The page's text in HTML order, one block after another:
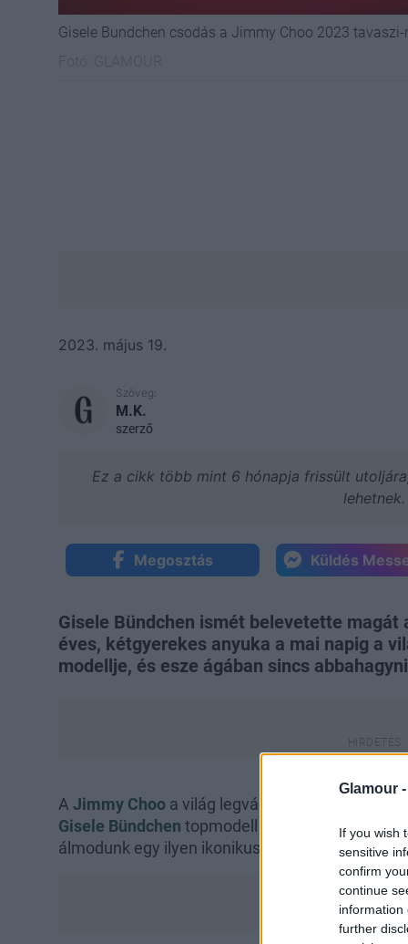
Glamour -
If you wish
sensitive
confirm
continue
information
further
Gisele Bundchen csodás a Jimmy Choo 2023
2023. május 19.
Szöveg:
M.K.
szerző
Ez a cikk több mint 6 hónapja frissült
lehetnek.
Megosztás Küldés
Gisele Bündchen ismét belevetette magát
éves, kétgyerekes anyuka a mai napig a
modellje, és esze ágában sincs
A Jimmy Choo a világ legvágyottabb cipőit
Gisele Bündchen topmodell viseli a varázslatos
álmodunk egy ilyen ikonikus designer darabról!